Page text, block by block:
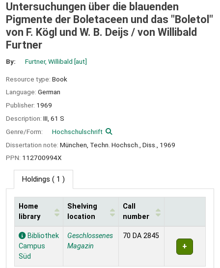
Untersuchungen über die blauenden
Pigmente der Boletaceen und das "Boletol"
von F. Kögl und W. B. Deijs / von Willibald
Furtner
By: Furtner, Willibald [aut]
Resource type: Book
Language: German
Publisher: 1969
Description: III, 61 S
Genre/Form:
Hochschulschrift
Dissertation note: München, Techn. Hochsch., Diss., 1969
PPN: 112700994X
Holdings ( 1 )
Holdings
Home
library
Shelving
location
Call
number
Bibliothek
Campus
Süd
Geschlossenes
Magazin
70 DA 2845